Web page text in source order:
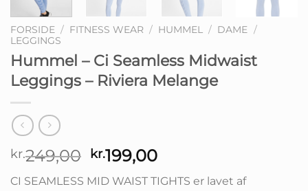
FORSIDE / FITNESS WEAR / HUMMEL / DAME /
LEGGINGS
Hummel – Ci Seamless Midwaist
Leggings – Riviera Melange
kr.249,00 Den
oprindelige
kr.199,00Den
aktuelle
CI SEAMLESS MID WAIST TIGHTS er lavet af